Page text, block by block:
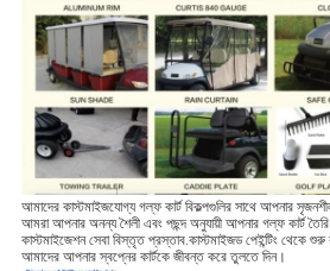
আমাদের কাস্টমাইজযোগ্য গল্ফ কার্ট বিকল্পগুলির সাথে আপনার
আমরা আপনার অনন্য শৈলী এবং পছন্দ অনুযায়ী আপনার গল্ফ কার্ট
কাস্টমাইজেশন সেবা বিস্তৃত প্রস্তাব.কাস্টমাইজড পেইন্টিং থেকে
আমাদের আপনার স্বপ্নের কার্টকে জীবন্ত করে তুলতে দিন।